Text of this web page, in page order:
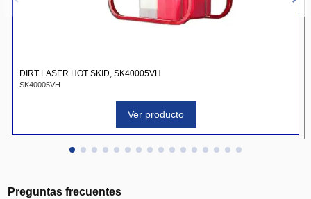
DIRT LASER HOT SKID, SK40005VH
SK40005VH
Ver producto
Preguntas frecuentes